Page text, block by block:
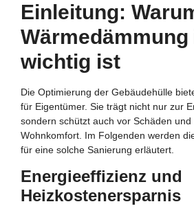
Einleitung:
wichtig ist
Die Optimierung der Gebäudehülle
für Eigentümer. Sie trägt nicht nur zur
sondern schützt auch vor Schäden und
Wohnkomfort. Im Folgenden werden
für eine solche Sanierung erläutert.
Energieeffizienz und
Heizkostenersparnis